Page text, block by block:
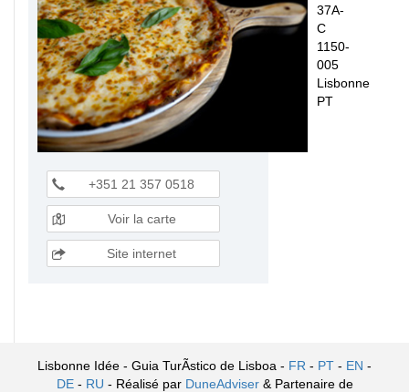
37A-
C
1150-
005
Lisbonne
PT
+351 21 357 0518
Voir la carte
Site internet
Lisbonne Idée - Guia TurÃ­stico de Lisboa - FR - PT - EN -
DE- RU - Réalisé par DuneAdviser & Partenaire de